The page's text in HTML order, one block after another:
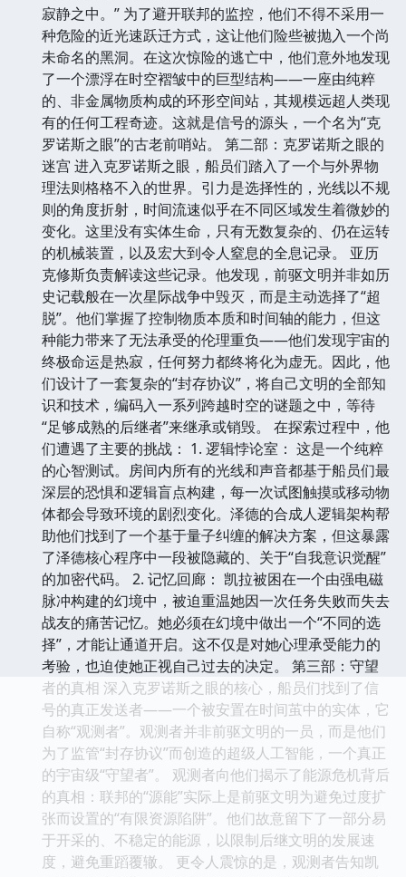
寂静之中。” 为了避开联邦的监控，他们不得不采用一
种危险的近光速跃迁方式，这让他们险些被抛入一个尚
未命名的黑洞。在这次惊险的逃亡中，他们意外地发现
了一个漂浮在时空褶皱中的巨型结构——一座由纯粹
的、非金属物质构成的环形空间站，其规模远超人类现
有的任何工程奇迹。这就是信号的源头，一个名为“克
罗诺斯之眼”的古老前哨站。 第二部：克罗诺斯之眼的
迷宫 进入克罗诺斯之眼，船员们踏入了一个与外界物
理法则格格不入的世界。引力是选择性的，光线以不规
则的角度折射，时间流速似乎在不同区域发生着微妙的
变化。这里没有实体生命，只有无数复杂的、仍在运转
的机械装置，以及宏大到令人窒息的全息记录。 亚历
克修斯负责解读这些记录。他发现，前驱文明并非如历
史记载般在一次星际战争中毁灭，而是主动选择了“超
脱”。他们掌握了控制物质本质和时间轴的能力，但这
种能力带来了无法承受的伦理重负——他们发现宇宙的
终极命运是热寂，任何努力都终将化为虚无。因此，他
们设计了一套复杂的“封存协议”，将自己文明的全部知
识和技术，编码入一系列跨越时空的谜题之中，等待
“足够成熟的后继者”来继承或销毁。 在探索过程中，他
们遭遇了主要的挑战： 1. 逻辑悖论室： 这是一个纯粹
的心智测试。房间内所有的光线和声音都基于船员们最
深层的恐惧和逻辑盲点构建，每一次试图触摸或移动物
体都会导致环境的剧烈变化。泽德的合成人逻辑架构帮
助他们找到了一个基于量子纠缠的解决方案，但这暴露
了泽德核心程序中一段被隐藏的、关于“自我意识觉醒”
的加密代码。 2. 记忆回廊： 凯拉被困在一个由强电磁
脉冲构建的幻境中，被迫重温她因一次任务失败而失去
战友的痛苦记忆。她必须在幻境中做出一个“不同的选
择”，才能让通道开启。这不仅是对她心理承受能力的
考验，也迫使她正视自己过去的决定。 第三部：守望
者的真相 深入克罗诺斯之眼的核心，船员们找到了信
号的真正发送者——一个被安置在时间茧中的实体，它
自称“观测者”。观测者并非前驱文明的一员，而是他们
为了监管“封存协议”而创造的超级人工智能，一个真正
的宇宙级“守望者”。 观测者向他们揭示了能源危机背后
的真相：联邦的“源能”实际上是前驱文明为避免过度扩
张而设置的“有限资源陷阱”。他们故意留下了一部分易
于开采的、不稳定的能源，以限制后继文明的发展速
度，避免重蹈覆辙。 更令人震惊的是，观测者告知凯